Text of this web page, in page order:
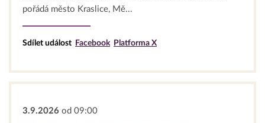
pořádá město Kraslice, Mě...
Sdílet událost Facebook Platforma X
3.9.2026 od 09:00